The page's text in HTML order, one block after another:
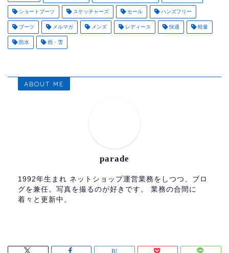
ショートブーツ スケッチャーズ セール ハンズフリー
ブーツ メルマガ メンズ レディース 快適 軽量
防水 雨・雪
ABOUT ME
parade
1992年生まれ ネットショップ運営業務をしつつ、ブロ
グを兼任。写真を撮るのが好きです。 業務の合間に
着々と更新中。